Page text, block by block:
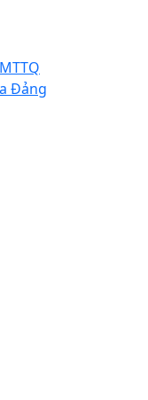
Đảng